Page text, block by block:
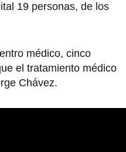
19 personas, de los
médico, cinco
el tratamiento médico
Chávez.